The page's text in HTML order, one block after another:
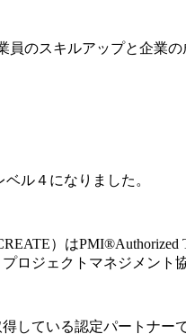
のスキルアップと企業
ル４になりました。
）は
ロジェクトマネジメント
している認定パートナーで